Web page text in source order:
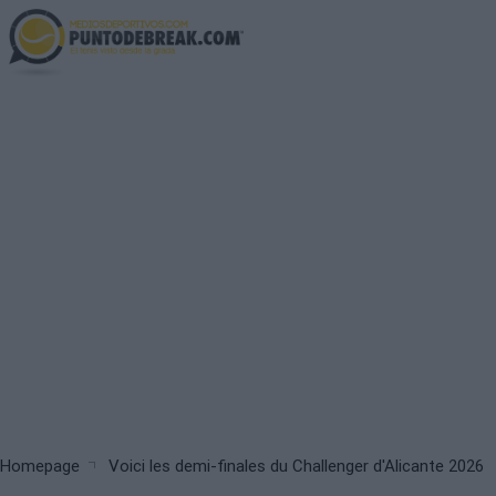
Skip
to
main
Breadcrumb
Homepage Voici les demi-finales du Challenger d'Alicante 2026